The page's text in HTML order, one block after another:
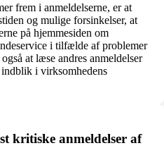
frem i anmeldelserne, er at
og mulige forsinkelser, at
på hjemmesiden om
i tilfælde af problemer
at læse andres anmeldelser
i virksomhedens
kritiske anmeldelser af